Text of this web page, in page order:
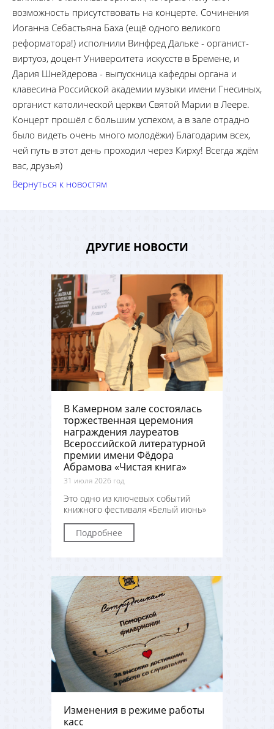
возможность присутствовать на концерте. Сочинения
Иоганна Себастьяна Баха (ещё одного великого
реформатора!) исполнили Винфред Дальке - органист-
виртуоз, доцент Университета искусств в Бремене, и
Дария Шнейдерова - выпускница кафедры органа и
клавесина Российской академии музыки имени Гнесиных,
органист католической церкви Святой Марии в Леере.
Концерт прошёл с большим успехом, а в зале отрадно
было видеть очень много молодёжи) Благодарим всех,
чей путь в этот день проходил через Кирху! Всегда ждём
вас, друзья)
Вернуться к новостям
ДРУГИЕ НОВОСТИ
В Камерном зале состоялась
торжественная церемония
награждения лауреатов
Всероссийской литературной
премии имени Фёдора
Абрамова «Чистая книга»
31 июля 2026 год
Это одно из ключевых событий
книжного фестиваля «Белый июнь»
Подробнее
Изменения в режиме работы
касс